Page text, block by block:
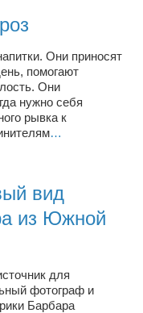
ресторан
— кафе
велосипедов
ЗАКАЗ
одежды
Они приносят
помогают
Они
нужно себя
рывка к
…
вид
из Южной
для
фотограф и
Барбара